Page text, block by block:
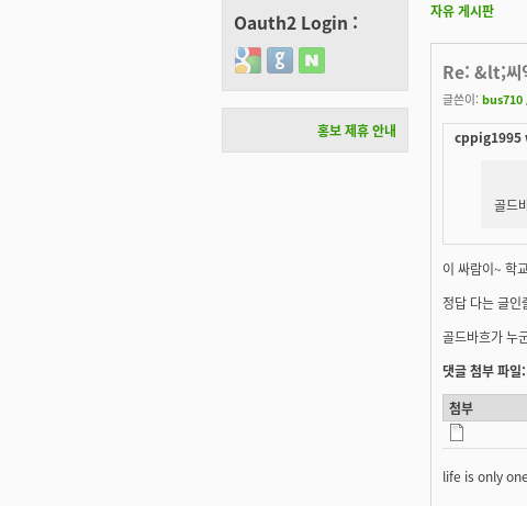
자유 게시판
Re: &lt;씨
글쓴이: bus710
cppig1995
골드
이 싸람이~ 학
정답 다는 글
골드바흐가 누
댓글 첨부 파일:
첨부
life is only
Oauth2 Login :
Login with Google
Login with GitHub
Login with Naver
홍보 제휴 안내